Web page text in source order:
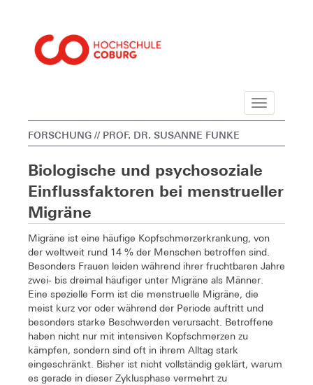
Navigation
FORSCHUNG // PROF. DR. SUSANNE FUNKE
Biologische und psychosoziale
Einflussfaktoren bei menstrueller
Migräne
Migräne ist eine häufige Kopfschmerzerkrankung, von
der weltweit rund 14 % der Menschen betroffen sind.
Besonders Frauen leiden während ihrer fruchtbaren Jahre
zwei- bis dreimal häufiger unter Migräne als Männer.
Eine spezielle Form ist die menstruelle Migräne, die
meist kurz vor oder während der Periode auftritt und
besonders starke Beschwerden verursacht. Betroffene
haben nicht nur mit intensiven Kopfschmerzen zu
kämpfen, sondern sind oft in ihrem Alltag stark
eingeschränkt. Bisher ist nicht vollständig geklärt, warum
es gerade in dieser Zyklusphase vermehrt zu